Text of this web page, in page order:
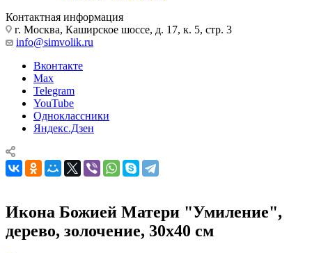
Контактная информация
г. Москва, Каширское шоссе, д. 17, к. 5, стр. 3
info@simvolik.ru
Вконтакте
Max
Telegram
YouTube
Одноклассники
Яндекс.Дзен
Икона Божией Матери "Умиление",
дерево, золочение, 30х40 см